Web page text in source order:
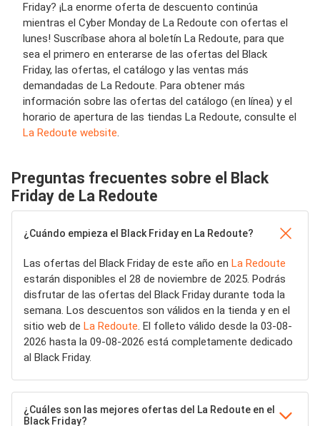
Friday? ¡La enorme oferta de descuento continúa
mientras el Cyber ​​Monday de La Redoute con ofertas el
lunes! Suscríbase ahora al boletín La Redoute, para que
sea el primero en enterarse de las ofertas del Black
Friday, las ofertas, el catálogo y las ventas más
demandadas de La Redoute. Para obtener más
información sobre las ofertas del catálogo (en línea) y el
horario de apertura de las tiendas La Redoute, consulte el
La Redoute website.
Preguntas frecuentes sobre el Black
Friday de La Redoute
¿Cuándo empieza el Black Friday en La Redoute?
Las ofertas del Black Friday de este año en La Redoute
estarán disponibles el 28 de noviembre de 2025. Podrás
disfrutar de las ofertas del Black Friday durante toda la
semana. Los descuentos son válidos en la tienda y en el
sitio web de La Redoute. El folleto válido desde la 03-08-
2026 hasta la 09-08-2026 está completamente dedicado
al Black Friday.
¿Cuáles son las mejores ofertas del La Redoute en el
Black Friday?